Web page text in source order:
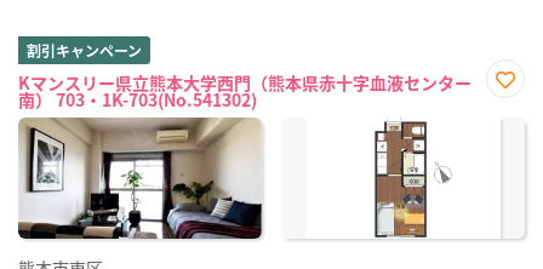
割引キャンペーン
Kマンスリー県立熊本大学西門（熊本県赤十字血液センター
南） 703・1K-703(No.541302)
に入